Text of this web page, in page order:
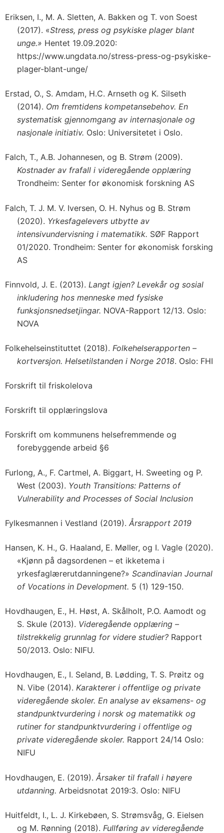
Eriksen, I., M. A. Sletten, A. Bakken og T. von Soest
(2017). «Stress, press og psykiske plager blant
unge.» Hentet 19.09.2020:
https://www.ungdata.no/stress-press-og-psykiske-
plager-blant-unge/
Erstad, O., S. Amdam, H.C. Arnseth og K. Silseth
(2014). Om fremtidens kompetansebehov. En
systematisk gjennomgang av internasjonale og
nasjonale initiativ. Oslo: Universitetet i Oslo.
Falch, T., A.B. Johannesen, og B. Strøm (2009).
Kostnader av frafall i videregående opplæring
Trondheim: Senter for økonomisk forskning AS
Falch, T. J. M. V. Iversen, O. H. Nyhus og B. Strøm
(2020). Yrkesfagelevers utbytte av
intensivundervisning i matematikk. SØF Rapport
01/2020. Trondheim: Senter for økonomisk forsking
AS
Finnvold, J. E. (2013). Langt igjen? Levekår og sosial
inkludering hos menneske med fysiske
funksjonsnedsetjingar. NOVA-Rapport 12/13. Oslo:
NOVA
Folkehelseinstituttet (2018). Folkehelserapporten –
kortversjon. Helsetilstanden i Norge 2018. Oslo: FHI
Forskrift til friskolelova
Forskrift til opplæringslova
Forskrift om kommunens helsefremmende og
forebyggende arbeid §6
Furlong, A., F. Cartmel, A. Biggart, H. Sweeting og P.
West (2003). Youth Transitions: Patterns of
Vulnerability and Processes of Social Inclusion
Fylkesmannen i Vestland (2019). Årsrapport 2019
Hansen, K. H., G. Haaland, E. Møller, og I. Vagle (2020).
«Kjønn på dagsordenen – et ikketema i
yrkesfaglærerutdanningene?» Scandinavian Journal
of Vocations in Development. 5 (1) 129-150.
Hovdhaugen, E., H. Høst, A. Skålholt, P.O. Aamodt og
S. Skule (2013). Videregående opplæring –
tilstrekkelig grunnlag for videre studier? Rapport
50/2013. Oslo: NIFU.
Hovdhaugen, E., I. Seland, B. Lødding, T. S. Prøitz og
N. Vibe (2014). Karakterer i offentlige og private
videregående skoler. En analyse av eksamens- og
standpunktvurdering i norsk og matematikk og
rutiner for standpunktvurdering i offentlige og
private videregående skoler. Rapport 24/14 Oslo:
NIFU
Hovdhaugen, E. (2019). Årsaker til frafall i høyere
utdanning. Arbeidsnotat 2019:3. Oslo: NIFU
Huitfeldt, I., L. J. Kirkebøen, S. Strømsvåg, G. Eielsen
og M. Rønning (2018). Fullføring av videregående